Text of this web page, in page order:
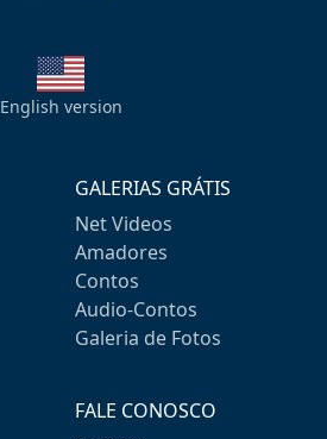
English version
GALERIAS GRÁTIS
Net Videos
Amadores
Contos
Audio-Contos
Galeria de Fotos
FALE CONOSCO